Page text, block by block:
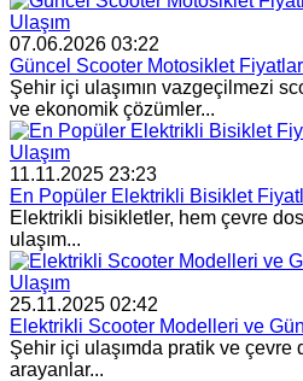
Ulaşım
07.06.2026 03:22
Güncel Scooter Motosiklet
Şehir içi ulaşımın vazgeçilmezi
ve ekonomik çözümler...
Ulaşım
11.11.2025 23:23
En Popüler Elektrikli Bisiklet
Elektrikli bisikletler, hem çevre
ulaşım...
Ulaşım
25.11.2025 02:42
Elektrikli Scooter Modelleri ve
Şehir içi ulaşımda pratik ve çevre
arayanlar...